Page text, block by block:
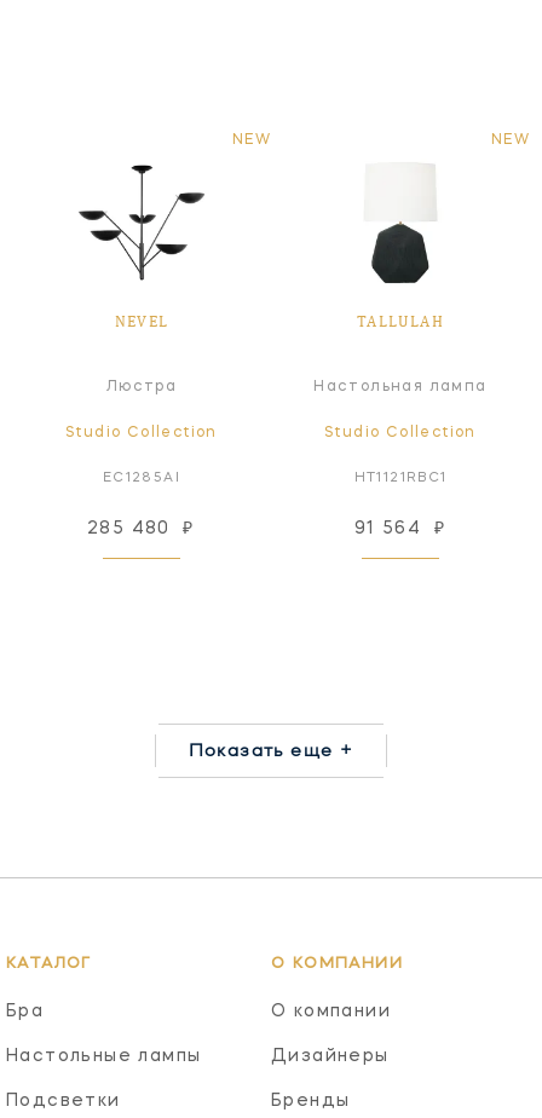
NEW
NEVEL
Люстра
Studio Collection
EC1285AI
285 480 ₽
NEW
TALLULAH
Настольная лампа
Studio Collection
HT1121RBC1
91 564 ₽
Показать еще +
КАТАЛОГ
Бра
Настольные лампы
Подсветки
О КОМПАНИИ
О компании
Дизайнеры
Бренды